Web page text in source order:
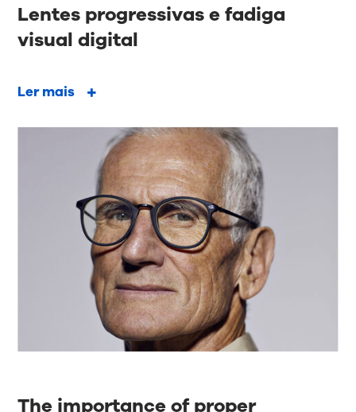
Lentes progressivas e fadiga
visual digital
Ler mais
The importance of proper